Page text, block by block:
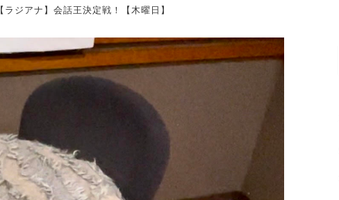
【ラジアナ】会話王決定戦！【木曜日】